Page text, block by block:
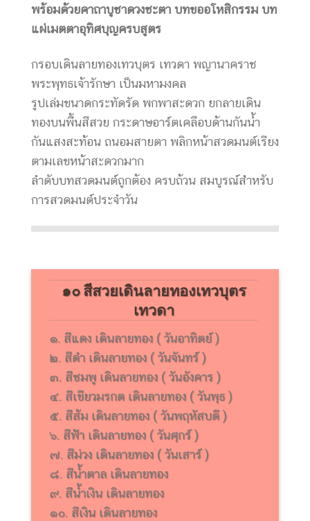
พร้อมด้วยคาถาบูชาดวงชะตา บทขออโหสิกรรม บท
แผ่เมตตาอุทิศบุญครบสูตร
กรอบเดินลายทองเทวบุตร เทวดา พญานาคราช
พระพุทธเจ้ารักษา เป็นมหามงคล
รูปเล่มขนาดกระทัดรัด พกพาสะดวก ยกลายเดิน
ทองบนพื้นสีสวย กระดาษอาร์ตเคลือบด้านกันน้ำ
กันแสงสะท้อน ถนอมสายตา พลิกหน้าสวดมนต์เรียง
ตามเลขหน้าสะดวกมาก
ลำดับบทสวดมนต์ถูกต้อง ครบถ้วน สมบูรณ์สำหรับ
การสวดมนต์ประจำวัน
๑๐ สีสวยเดินลายทองเทวบุตร
เทวดา
๑. สีแดง เดินลายทอง ( วันอาทิตย์ )
๒. สีดำ เดินลายทอง ( วันจันทร์ )
๓. สีชมพู เดินลายทอง ( วันอังคาร )
๔. สีเขียวมรกต เดินลายทอง ( วันพุธ )
๕. สีส้ม เดินลายทอง ( วันพฤหัสบดี )
๖. สีฟ้า เดินลายทอง ( วันศุกร์ )
๗. สีม่วง เดินลายทอง ( วันเสาร์ )
๘. สีน้ำตาล เดินลายทอง
๙. สีน้ำเงิน เดินลายทอง
๑๐. สีเงิน เดินลายทอง